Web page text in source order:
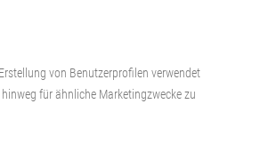
von Benutzerprofilen verwendet
für ähnliche Marketingzwecke zu